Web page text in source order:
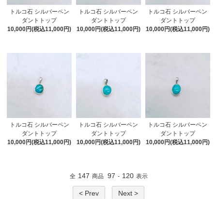
トルコ石 シルバーペン
ダントトップ
10,000円(税込11,000円)
トルコ石 シルバーペン
ダントトップ
10,000円(税込11,000円)
トルコ石 シルバーペン
ダントトップ
10,000円(税込11,000円)
トルコ石 シルバーペン
ダントトップ
10,000円(税込11,000円)
トルコ石 シルバーペン
ダントトップ
10,000円(税込11,000円)
トルコ石 シルバーペン
ダントトップ
10,000円(税込11,000円)
全 147 商品 97 - 120 表示
< Prev Next >